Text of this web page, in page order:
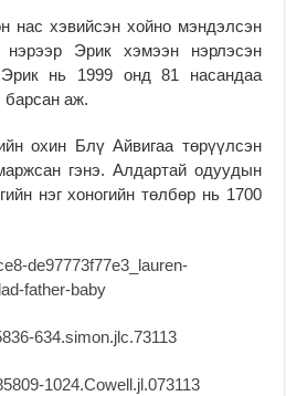
нас хэвийсэн хойно мэндэлсэн
Эрик хэмээн нэрлэсэн
нь 1999 онд 81 насандаа
барсан аж.
охин Блү Айвигаа төрүүлсэн
гэнэ. Алдартай одуудын
нэг хоногийн төлбөр нь 1700